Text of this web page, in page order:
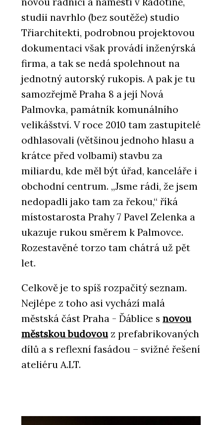
studii navrhlo (bez soutěže) studio
Třiarchitekti, podrobnou projektovou
dokumentaci však provádí inženýrská
firma, a tak se nedá spolehnout na
jednotný autorský rukopis. A pak je tu
samozřejmě Praha 8 a její Nová
Palmovka, památník komunálního
velikášství. V roce 2010 tam zastupitelé
odhlasovali (většinou jednoho hlasu a
krátce před volbami) stavbu za
miliardu, kde měl být úřad, kanceláře i
obchodní centrum. „Jsme rádi, že jsem
nedopadli jako tam za řekou,“ říká
místostarosta Prahy 7 Pavel Zelenka a
ukazuje rukou směrem k Palmovce.
Rozestavěné torzo tam chátrá už pět
let.
Celkově je to spíš rozpačitý seznam.
Nejlépe z toho asi vychází malá
městská část Praha - Ďáblice s novou
městskou budovouz prefabrikovaných
dílů a s reflexní fasádou – svižné řešení
ateliéru A.LT.